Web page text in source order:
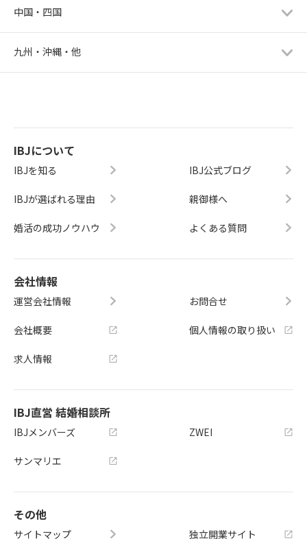
中国・四国
九州・沖縄・他
IBJについて
IBJを知る
IBJが選ばれる理由
婚活の成功ノウハウ
IBJ公式ブログ
親御様へ
よくある質問
会社情報
運営会社情報
会社概要
求人情報
お問合せ
個人情報の取り扱い
IBJ直営 結婚相談所
IBJメンバーズ
サンマリエ
ZWEI
その他
サイトマップ
独立開業サイト